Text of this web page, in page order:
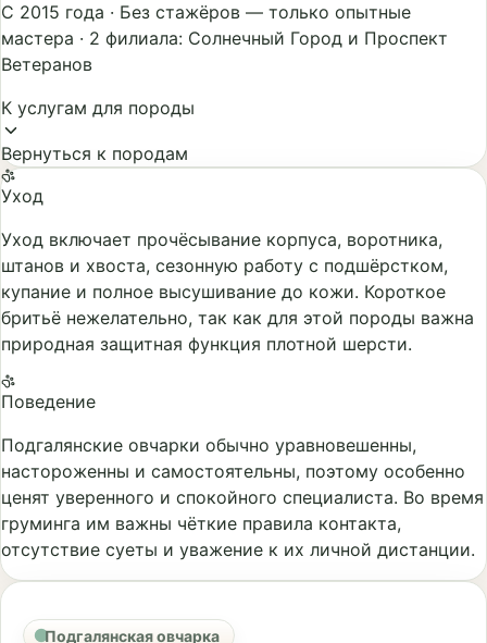
С 2015 года · Без стажёров — только опытные
мастера · 2 филиала: Солнечный Город и Проспект
Ветеранов
К услугам для породы
Вернуться к породам
Уход
Уход включает прочёсывание корпуса, воротника,
штанов и хвоста, сезонную работу с подшёрстком,
купание и полное высушивание до кожи. Короткое
бритьё нежелательно, так как для этой породы важна
природная защитная функция плотной шерсти.
Поведение
Подгалянские овчарки обычно уравновешенны,
настороженны и самостоятельны, поэтому особенно
ценят уверенного и спокойного специалиста. Во время
груминга им важны чёткие правила контакта,
отсутствие суеты и уважение к их личной дистанции.
Подгалянская овчарка